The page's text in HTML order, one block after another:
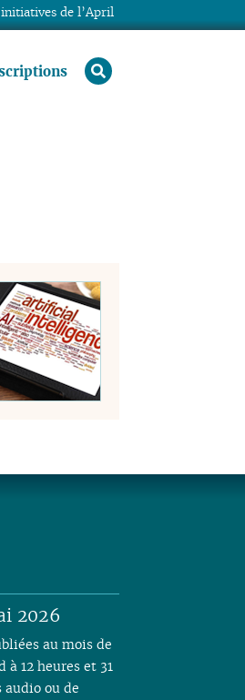
rechercher
2026
au mois de
à 12 heures et 31
ou de
initiatives de l’April